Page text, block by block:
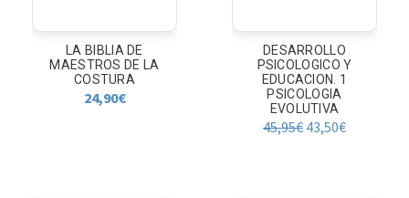
PSICOLOGICO Y
PRIMAVERA
ESQUINA